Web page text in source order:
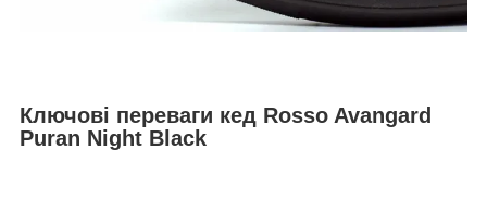
Ключові переваги кед Rosso Avangard
Puran Night Black